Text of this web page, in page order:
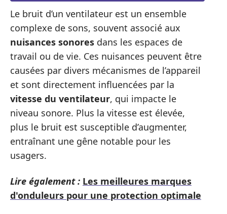
Le bruit d’un ventilateur est un ensemble
complexe de sons, souvent associé aux
nuisances sonores dans les espaces de
travail ou de vie. Ces nuisances peuvent être
causées par divers mécanismes de l’appareil
et sont directement influencées par la
vitesse du ventilateur, qui impacte le
niveau sonore. Plus la vitesse est élevée,
plus le bruit est susceptible d’augmenter,
entraînant une gêne notable pour les
usagers.
Lire également : Les meilleures marques
d'onduleurs pour une protection optimale